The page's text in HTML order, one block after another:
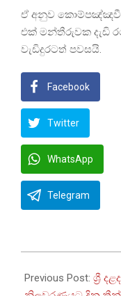
ඒ අනුව
එක් මන්තීරුවක දැඩි
වැඩිදුරටත් පවසයි.
Facebook
Twitter
WhatsApp
Telegram
09-
Previous Post: ශ්‍රී